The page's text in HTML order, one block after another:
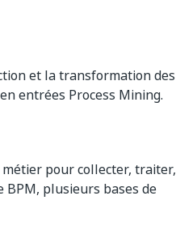
et la transformation des
entrées Process Mining.
pour collecter, traiter,
BPM, plusieurs bases de